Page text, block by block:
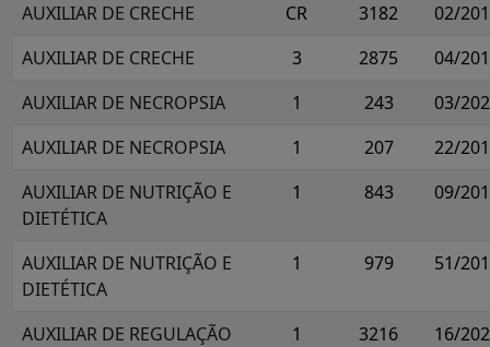
AUXILIAR DE CRECHE
CR 3182
02/
AUXILIAR DE CRECHE
3 2875
04/
AUXILIAR DE NECROPSIA
1 243
03/
AUXILIAR DE NECROPSIA
1 207
22/
AUXILIAR DE NUTRIÇÃO E
DIETÉTICA
1 843 09/
AUXILIAR DE NUTRIÇÃO E
DIETÉTICA
1 979 51/
AUXILIAR DE REGULAÇÃO
1 3216 16/